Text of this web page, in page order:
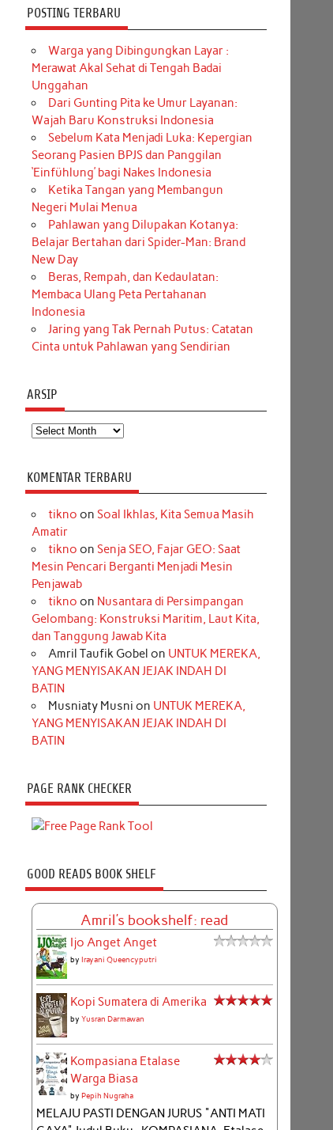
POSTING TERBARU
Warga yang Dibingungkan Layar :
Merawat Akal Sehat di Tengah Badai
Unggahan
Dari Gunting Pita ke Umur Layanan:
Wajah Baru Konstruksi Indonesia
Sebelum Kata Menjadi Luka: Kepergian
Seorang Pasien BPJS dan Panggilan
‘Einfühlung’ bagi Nakes Indonesia
Ketika Tangan yang Membangun
Negeri Mulai Menua
Pahlawan yang Dilupakan Kotanya:
Belajar Bertahan dari Spider-Man: Brand
New Day
Beras, Rempah, dan Kedaulatan:
Membaca Ulang Peta Pertahanan
Indonesia
Jaring yang Tak Pernah Putus: Catatan
Cinta untuk Pahlawan yang Sendirian
ARSIP
Arsip
KOMENTAR TERBARU
tikno on Soal Ikhlas, Kita Semua Masih
Amatir
tikno on Senja SEO, Fajar GEO: Saat
Mesin Pencari Berganti Menjadi Mesin
Penjawab
tikno on Nusantara di Persimpangan
Gelombang: Konstruksi Maritim, Laut Kita,
dan Tanggung Jawab Kita
Amril Taufik Gobel on UNTUK MEREKA,
YANG MENYISAKAN JEJAK INDAH DI
BATIN
Musniaty Musni on UNTUK MEREKA,
YANG MENYISAKAN JEJAK INDAH DI
BATIN
PAGE RANK CHECKER
GOOD READS BOOK SHELF
Amril's bookshelf: read
Ijo Anget Anget
by Irayani Queencyputri
Kopi Sumatera di Amerika
by Yusran Darmawan
Kompasiana Etalase
Warga Biasa
by Pepih Nugraha
MELAJU PASTI DENGAN JURUS "ANTI MATI